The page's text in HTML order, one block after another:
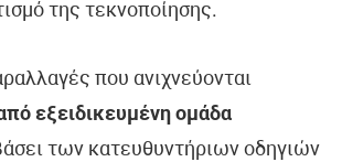
της τεκνοποίησης.
που ανιχνεύονται
εξειδικευμένη ομάδα
των κατευθυντήριων οδηγιών